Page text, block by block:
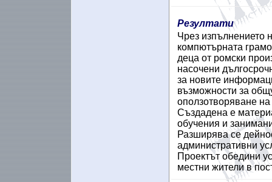
Резултати
Чрез изпълнението
компютърната
деца от ромски
насочени
за новите
възможности за
оползотворяване
Създадена е
обучения и
Разширява се
административни
Проектът обедини
местни жители в